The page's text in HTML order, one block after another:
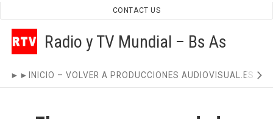
content
Radio y TV Mundial – Bs As
CONTACT US
Site
Navigation
►►INICIO – VOLVER A PRODUCCIONES AUDIOVISUAL.ES